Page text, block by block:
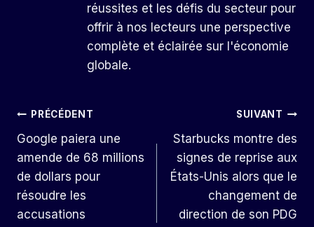
réussites et les défis du secteur pour
offrir à nos lecteurs une perspective
complète et éclairée sur l'économie
globale.
Navigation
De
L’article
PRÉCÉDENT
Google paiera une
amende de 68 millions
de dollars pour
résoudre les
accusations
SUIVANT
Starbucks montre des
signes de reprise aux
États-Unis alors que le
changement de
direction de son PDG